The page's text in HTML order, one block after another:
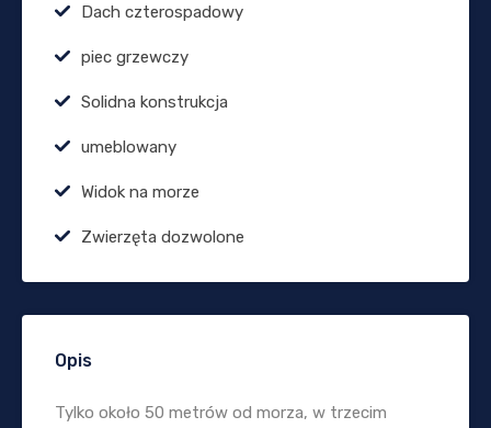
Dach czterospadowy
piec grzewczy
Solidna konstrukcja
umeblowany
Widok na morze
Zwierzęta dozwolone
Opis
Tylko około 50 metrów od morza, w trzecim